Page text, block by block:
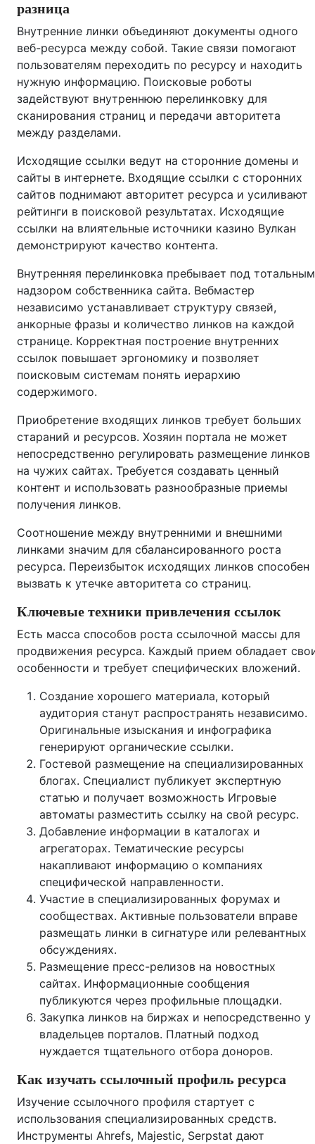
разница
Внутренние линки объединяют документы одного
веб-ресурса между собой. Такие связи помогают
пользователям переходить по ресурсу и находить
нужную информацию. Поисковые роботы
задействуют внутреннюю перелинковку для
сканирования страниц и передачи авторитета
между разделами.
Исходящие ссылки ведут на сторонние домены и
сайты в интернете. Входящие ссылки с сторонних
сайтов поднимают авторитет ресурса и усиливают
рейтинги в поисковой результатах. Исходящие
ссылки на влиятельные источники казино Вулкан
демонстрируют качество контента.
Внутренняя перелинковка пребывает под тотальным
надзором собственника сайта. Вебмастер
независимо устанавливает структуру связей,
анкорные фразы и количество линков на каждой
странице. Корректная построение внутренних
ссылок повышает эргономику и позволяет
поисковым системам понять иерархию
содержимого.
Приобретение входящих линков требует больших
стараний и ресурсов. Хозяин портала не может
непосредственно регулировать размещение линков
на чужих сайтах. Требуется создавать ценный
контент и использовать разнообразные приемы
получения линков.
Соотношение между внутренними и внешними
линками значим для сбалансированного роста
ресурса. Переизбыток исходящих линков способен
вызвать к утечке авторитета со страниц.
Ключевые техники привлечения ссылок
Есть масса способов роста ссылочной массы для
продвижения ресурса. Каждый прием обладает
особенности и требует специфических вложений.
Создание хорошего материала, который
аудитория станут распространять независимо.
Оригинальные изыскания и инфографика
генерируют органические ссылки.
Гостевой размещение на специализированных
блогах. Специалист публикует экспертную
статью и получает возможность Игровые
автоматы разместить ссылку на свой ресурс.
Добавление информации в каталогах и
агрегаторах. Тематические ресурсы
накапливают информацию о компаниях
специфической направленности.
Участие в специализированных форумах и
сообществах. Активные пользователи вправе
размещать линки в сигнатуре или релевантных
обсуждениях.
Размещение пресс-релизов на новостных
сайтах. Информационные сообщения
публикуются через профильные площадки.
Закупка линков на биржах и непосредственно у
владельцев порталов. Платный подход
нуждается тщательного отбора доноров.
Как изучать ссылочный профиль ресурса
Изучение ссылочного профиля стартует с
использования специализированных средств.
Инструменты Ahrefs, Majestic, Serpstat дают